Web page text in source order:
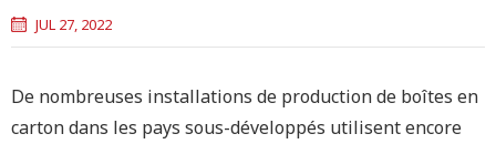
JUL 27, 2022
De nombreuses installations de production de boîtes en
carton dans les pays sous-développés utilisent encore